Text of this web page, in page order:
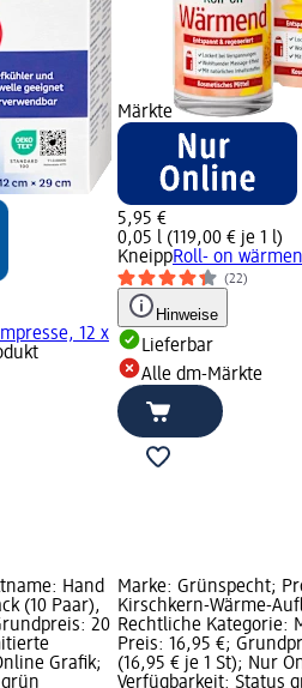
12 x
Märkte
5,95 €
0,05 l (119,00 € je 1 l)
KneippRoll- on
(22)
Hinweise
Lieferbar
Alle dm-Märkte
Hand
(10 Paar),
20
Grafik;
Marke: Grünspecht;
Kirschkern-Wärme-
Rechtliche Kategorie:
Preis: 16,95 €;
(16,95 € je 1 St); Nur
Verfügbarkeit: Status